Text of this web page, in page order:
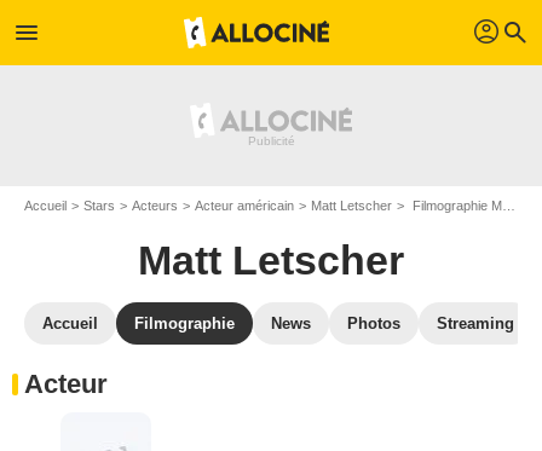
menu profil search
Accueil Stars Acteurs Acteur américain Matt Letscher Filmographie Matt Letscher
Matt Letscher
Accueil Filmographie News Photos Streaming
Acteur